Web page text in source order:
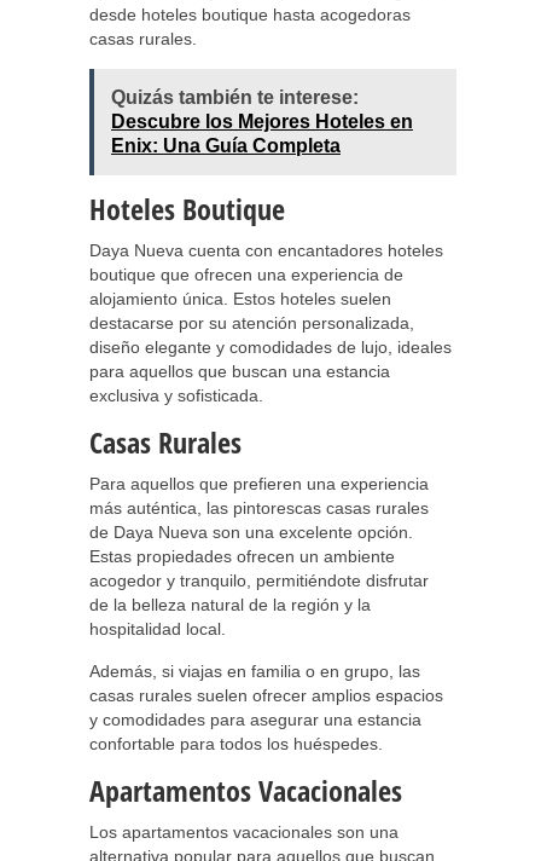
desde hoteles boutique hasta acogedoras
casas rurales.
Quizás también te interese:
Descubre los Mejores Hoteles en
Enix: Una Guía Completa
Hoteles Boutique
Daya Nueva cuenta con encantadores hoteles
boutique que ofrecen una experiencia de
alojamiento única. Estos hoteles suelen
destacarse por su atención personalizada,
diseño elegante y comodidades de lujo, ideales
para aquellos que buscan una estancia
exclusiva y sofisticada.
Casas Rurales
Para aquellos que prefieren una experiencia
más auténtica, las pintorescas casas rurales
de Daya Nueva son una excelente opción.
Estas propiedades ofrecen un ambiente
acogedor y tranquilo, permitiéndote disfrutar
de la belleza natural de la región y la
hospitalidad local.
Además, si viajas en familia o en grupo, las
casas rurales suelen ofrecer amplios espacios
y comodidades para asegurar una estancia
confortable para todos los huéspedes.
Apartamentos Vacacionales
Los apartamentos vacacionales son una
alternativa popular para aquellos que buscan